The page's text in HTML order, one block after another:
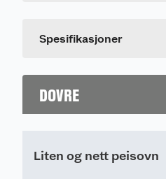
Spesifikasjoner
DOVRE
Liten og nett peisovn